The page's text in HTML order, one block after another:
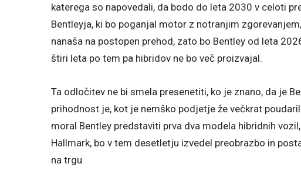
katerega so napovedali, da bodo do leta 2030 v celoti
Bentleyja, ki bo poganjal motor z notranjim
nanaša na postopen prehod, zato bo Bentley od leta
štiri leta po tem pa hibridov ne bo več proizvajal.
Ta odločitev ne bi smela presenetiti, ko je znano, da je
prihodnost je, kot je nemško podjetje že večkrat
moral Bentley predstaviti prva dva modela hibridnih
Hallmark, bo v tem desetletju izvedel preobrazbo in
na trgu.